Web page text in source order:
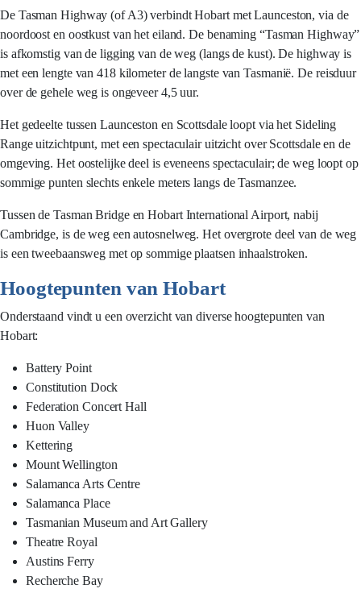
De Tasman Highway (of A3) verbindt Hobart met Launceston, via de
noordoost en oostkust van het eiland. De benaming “Tasman Highway”
is afkomstig van de ligging van de weg (langs de kust). De highway is
met een lengte van 418 kilometer de langste van Tasmanië. De reisduur
over de gehele weg is ongeveer 4,5 uur.
Het gedeelte tussen Launceston en Scottsdale loopt via het Sideling
Range uitzichtpunt, met een spectaculair uitzicht over Scottsdale en de
omgeving. Het oostelijke deel is eveneens spectaculair; de weg loopt op
sommige punten slechts enkele meters langs de Tasmanzee.
Tussen de Tasman Bridge en Hobart International Airport, nabij
Cambridge, is de weg een autosnelweg. Het overgrote deel van de weg
is een tweebaansweg met op sommige plaatsen inhaalstroken.
Hoogtepunten van Hobart
Onderstaand vindt u een overzicht van diverse hoogtepunten van
Hobart:
Battery Point
Constitution Dock
Federation Concert Hall
Huon Valley
Kettering
Mount Wellington
Salamanca Arts Centre
Salamanca Place
Tasmanian Museum and Art Gallery
Theatre Royal
Austins Ferry
Recherche Bay